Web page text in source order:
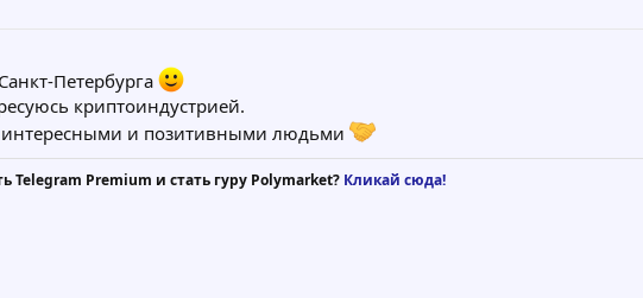
Петербурга
криптоиндустрией.
интересными и позитивными людьми
Telegram Premium и стать гуру Polymarket? Кликай сюда!